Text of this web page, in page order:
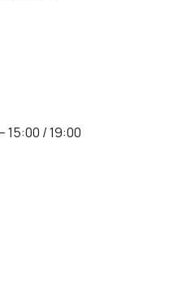
15:00 / 19:00